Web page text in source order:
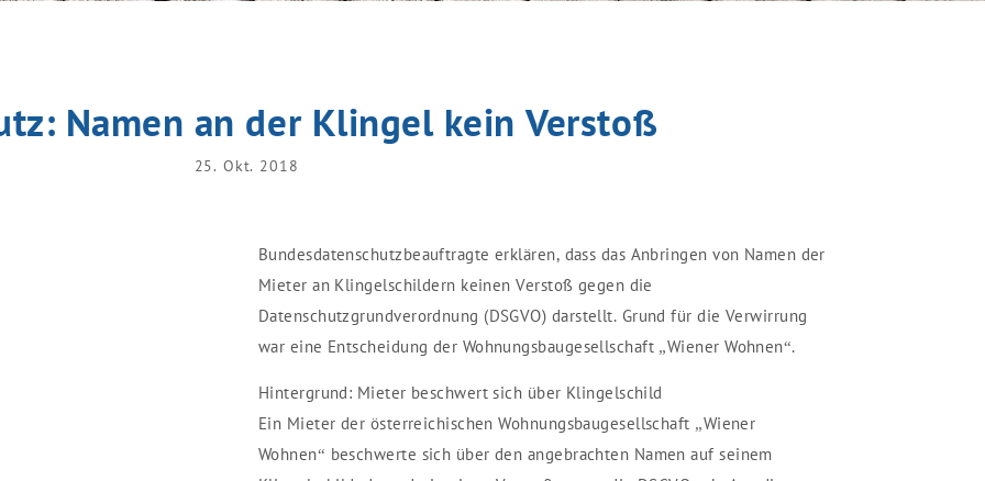
Namen an der Klingel kein Verstoß
25. Okt. 2018
Bundesdatenschutzbeauftragte erklären, dass das Anbringen von Namen der
Mieter an Klingelschildern keinen Verstoß gegen die
Datenschutzgrundverordnung (DSGVO) darstellt. Grund für die Verwirrung
war eine Entscheidung der Wohnungsbaugesellschaft „Wiener Wohnen“.
Hintergrund: Mieter beschwert sich über Klingelschild
Ein Mieter der österreichischen Wohnungsbaugesellschaft „Wiener
Wohnen“ beschwerte sich über den angebrachten Namen auf seinem